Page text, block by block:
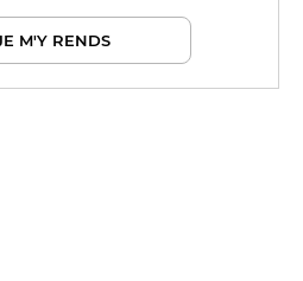
M'Y RENDS